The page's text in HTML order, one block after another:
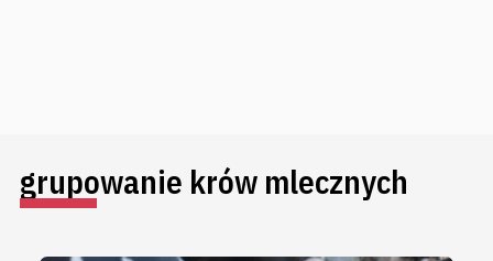
grupowanie krów mlecznych